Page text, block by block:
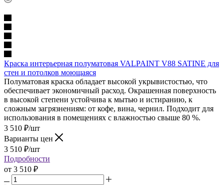
Краска интерьерная полуматовая VALPAINT V88 SATINE для
стен и потолков моющаяся
Полуматовая краска обладает высокой укрывистостью, что
обеспечивает экономичный расход. Окрашенная поверхность
в высокой степени устойчива к мытью и истиранию, к
сложным загрязнениям: от кофе, вина, чернил. Подходит для
использования в помещениях с влажностью свыше 80 %.
3 510 ₽/шт
Варианты цен
3 510 ₽/шт
Подробности
от 3 510 ₽